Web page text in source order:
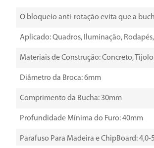
O bloqueio anti-rotação evita que a
Aplicado: Quadros, Iluminação,
Materiais de Construção: Concreto,
Diâmetro da Broca: 6mm
Comprimento da Bucha: 30mm
Profundidade Mínima do Furo: 40mm
Parafuso Para Madeira e ChipBoard: 4,0-